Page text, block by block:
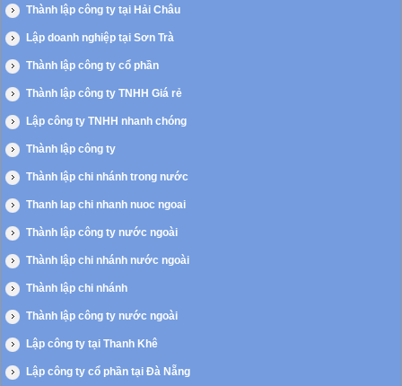
Thành lập công ty tại Hải Châu
Lập doanh nghiệp tại Sơn Trà
Thành lập công ty cổ phần
Thành lập công ty TNHH Giá rẻ
Lập công ty TNHH nhanh chóng
Thành lập công ty
Thành lập chi nhánh trong nước
Thanh lap chi nhanh nuoc ngoai
Thành lập công ty nước ngoài
Thành lập chi nhánh nước ngoài
Thành lập chi nhánh
Thành lập công ty nước ngoài
Lập công ty tại Thanh Khê
Lập công ty cổ phần tại Đà Nẵng